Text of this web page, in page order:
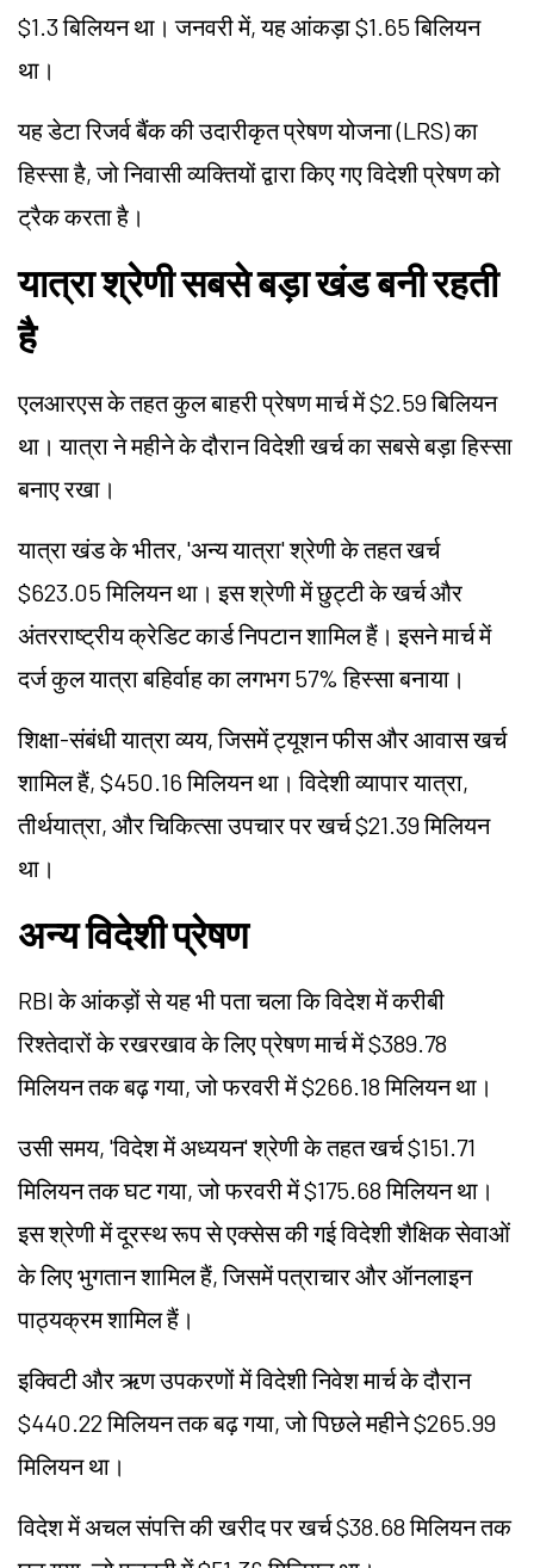
$1.3 बिलियन था। जनवरी में, यह आंकड़ा $1.65 बिलियन
था।
यह डेटा रिजर्व बैंक की उदारीकृत प्रेषण योजना (LRS) का
हिस्सा है, जो निवासी व्यक्तियों द्वारा किए गए विदेशी प्रेषण को
ट्रैक करता है।
यात्रा श्रेणी सबसे बड़ा खंड बनी रहती
है
एलआरएस के तहत कुल बाहरी प्रेषण मार्च में $2.59 बिलियन
था। यात्रा ने महीने के दौरान विदेशी खर्च का सबसे बड़ा हिस्सा
बनाए रखा।
यात्रा खंड के भीतर, 'अन्य यात्रा' श्रेणी के तहत खर्च
$623.05 मिलियन था। इस श्रेणी में छुट्टी के खर्च और
अंतरराष्ट्रीय क्रेडिट कार्ड निपटान शामिल हैं। इसने मार्च में
दर्ज कुल यात्रा बहिर्वाह का लगभग 57% हिस्सा बनाया।
शिक्षा-संबंधी यात्रा व्यय, जिसमें ट्यूशन फीस और आवास खर्च
शामिल हैं, $450.16 मिलियन था। विदेशी व्यापार यात्रा,
तीर्थयात्रा, और चिकित्सा उपचार पर खर्च $21.39 मिलियन
था।
अन्य विदेशी प्रेषण
RBI के आंकड़ों से यह भी पता चला कि विदेश में करीबी
रिश्तेदारों के रखरखाव के लिए प्रेषण मार्च में $389.78
मिलियन तक बढ़ गया, जो फरवरी में $266.18 मिलियन था।
उसी समय, 'विदेश में अध्ययन' श्रेणी के तहत खर्च $151.71
मिलियन तक घट गया, जो फरवरी में $175.68 मिलियन था।
इस श्रेणी में दूरस्थ रूप से एक्सेस की गई विदेशी शैक्षिक सेवाओं
के लिए भुगतान शामिल हैं, जिसमें पत्राचार और ऑनलाइन
पाठ्यक्रम शामिल हैं।
इक्विटी और ऋण उपकरणों में विदेशी निवेश मार्च के दौरान
$440.22 मिलियन तक बढ़ गया, जो पिछले महीने $265.99
मिलियन था।
विदेश में अचल संपत्ति की खरीद पर खर्च $38.68 मिलियन तक